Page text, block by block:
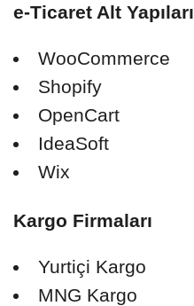
e-Ticaret Alt Yapıları
WooCommerce
Shopify
OpenCart
IdeaSoft
Wix
Kargo Firmaları
Yurtiçi Kargo
MNG Kargo